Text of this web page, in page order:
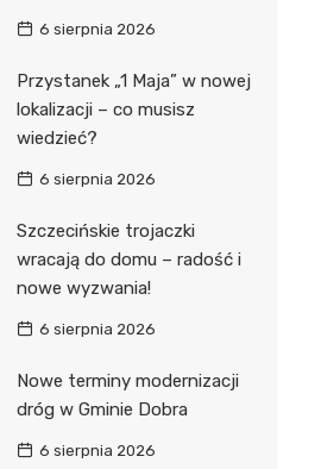
6 sierpnia 2026
Przystanek „1 Maja” w nowej
lokalizacji – co musisz
wiedzieć?
6 sierpnia 2026
Szczecińskie trojaczki
wracają do domu – radość i
nowe wyzwania!
6 sierpnia 2026
Nowe terminy modernizacji
dróg w Gminie Dobra
6 sierpnia 2026